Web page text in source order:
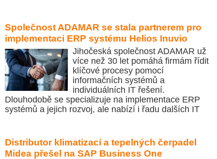
Společnost ADAMAR se stala partnerem pro
implementaci ERP systému Helios Inuvio
Jihočeská společnost ADAMAR už
více než 30 let pomáhá firmám řídit
klíčové procesy pomocí
informačních systémů a
individuálních IT řešení.
Dlouhodobě se specializuje na implementace ERP
systémů a jejich rozvoj, ale nabízí i řadu dalších IT
Distributor klimatizací a tepelných čerpadel
Midea přešel na SAP Business One